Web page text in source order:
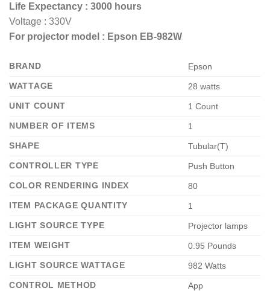
Life Expectancy : 3000 hours
Voltage : 330V
For projector model : Epson EB-982W
BRAND
‎Epson
WATTAGE
‎28 watts
UNIT COUNT
‎1 Count
NUMBER OF ITEMS
‎1
SHAPE
‎Tubular(T)
CONTROLLER TYPE
‎Push Button
COLOR RENDERING INDEX
‎80
ITEM PACKAGE QUANTITY
‎1
LIGHT SOURCE TYPE
‎Projector lamps
ITEM WEIGHT
‎0.95 Pounds
LIGHT SOURCE WATTAGE
‎982 Watts
CONTROL METHOD
‎App